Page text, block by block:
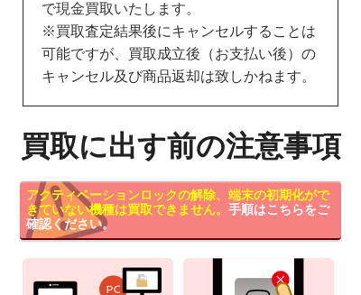
で現金買取いたします。
※買取査定結果後にキャンセルすることは
可能ですが、買取成立後（お支払い後）の
キャンセル及び商品返却は致しかねます。
買取に出す前の注意事項
アクティベーションロックの解除、端末の初期化がで
きていない機種は買取できません。 手順はこちらをご
確認ください。